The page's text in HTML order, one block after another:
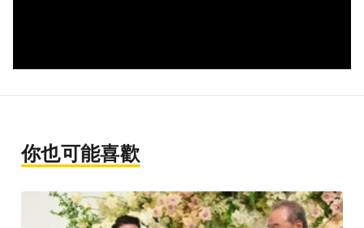
你也可能喜歡